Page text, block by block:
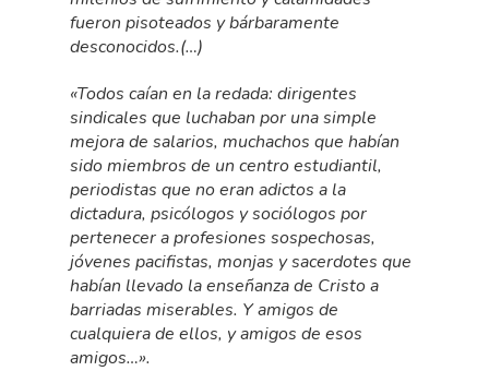
fueron pisoteados y bárbaramente
desconocidos.(…)
«Todos caían en la redada: dirigentes
sindicales que luchaban por una simple
mejora de salarios, muchachos que habían
sido miembros de un centro estudiantil,
periodistas que no eran adictos a la
dictadura, psicólogos y sociólogos por
pertenecer a profesiones sospechosas,
jóvenes pacifistas, monjas y sacerdotes que
habían llevado la enseñanza de Cristo a
barriadas miserables. Y amigos de
cualquiera de ellos, y amigos de esos
amigos…».